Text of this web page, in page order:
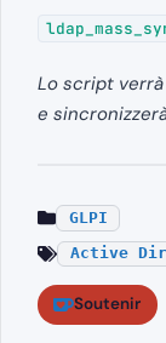
Lo script verrà
e
GLPI
Active
Soutenir